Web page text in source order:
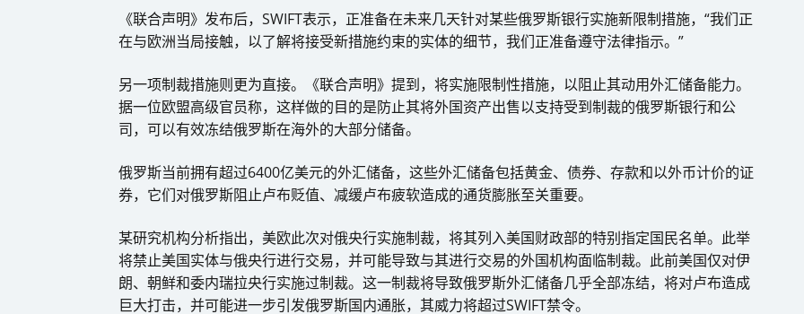
《联合声明》发布后，SWIFT表示，正准备在未来几天针对某些俄罗斯银行实施新限制措施，“我们正
在与欧洲当局接触，以了解将接受新措施约束的实体的细节，我们正准备遵守法律指示。”
另一项制裁措施则更为直接。《联合声明》提到，将实施限制性措施，以阻止其动用外汇储备能力。
据一位欧盟高级官员称，这样做的目的是防止其将外国资产出售以支持受到制裁的俄罗斯银行和公
司，可以有效冻结俄罗斯在海外的大部分储备。
俄罗斯当前拥有超过6400亿美元的外汇储备，这些外汇储备包括黄金、债券、存款和以外币计价的证
券，它们对俄罗斯阻止卢布贬值、减缓卢布疲软造成的通货膨胀至关重要。
某研究机构分析指出，美欧此次对俄央行实施制裁，将其列入美国财政部的特别指定国民名单。此举
将禁止美国实体与俄央行进行交易，并可能导致与其进行交易的外国机构面临制裁。此前美国仅对伊
朗、朝鲜和委内瑞拉央行实施过制裁。这一制裁将导致俄罗斯外汇储备几乎全部冻结，将对卢布造成
巨大打击，并可能进一步引发俄罗斯国内通胀，其威力将超过SWIFT禁令。